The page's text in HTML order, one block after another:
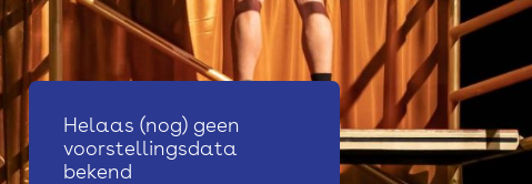
Helaas (nog) geen
voorstellingsdata
bekend